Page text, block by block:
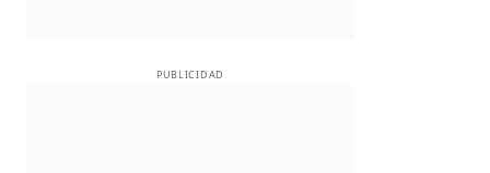
PUBLICIDAD